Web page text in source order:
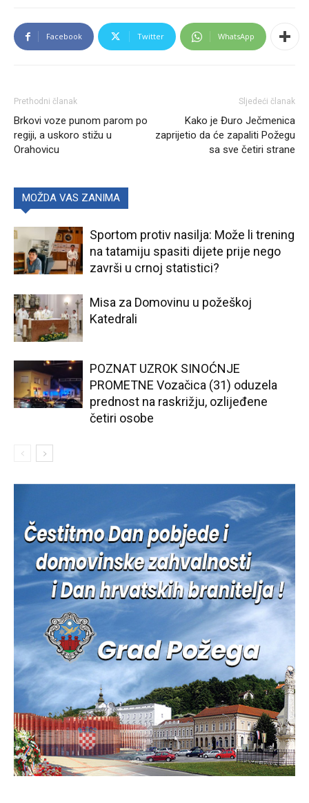
Facebook Twitter WhatsApp
Prethodni članak
Brkovi voze punom parom po
regiji, a uskoro stižu u
Orahovicu
Sljedeći članak
Kako je Đuro Ječmenica
zaprijetio da će zapaliti Požegu
sa sve četiri strane
MOŽDA VAS ZANIMA
Sportom protiv nasilja: Može li trening
na tatamiju spasiti dijete prije nego
završi u crnoj statistici?
Misa za Domovinu u požeškoj
Katedrali
POZNAT UZROK SINOĆNJE
PROMETNE Vozačica (31) oduzela
prednost na raskrižju, ozlijeđene
četiri osobe